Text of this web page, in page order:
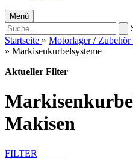
Menü
Startseite » Motorlager / Zubehör
» Markisenkurbelsysteme
Aktueller Filter
Makisen
FILTER